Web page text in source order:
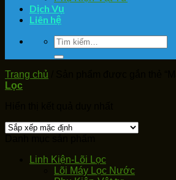
Dịch Vụ
Liên hệ
Tìm
kiếm:
Trang chủ
Lọc
Linh Kiện-Lõi Lọc
Lõi Máy Lọc Nước